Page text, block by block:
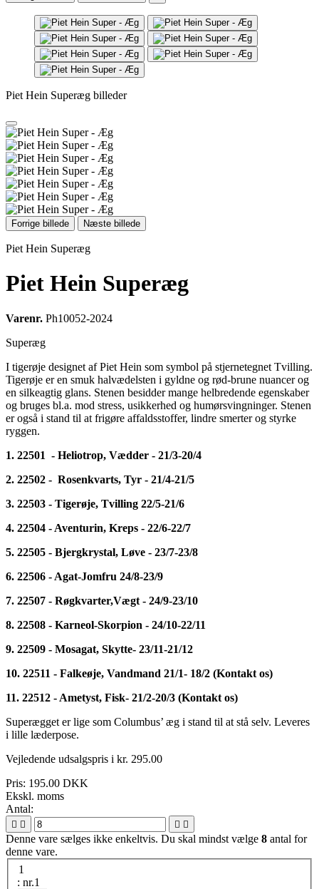
Piet Hein Superæg billeder
Forrige billede Næste billede
Piet Hein Superæg
Piet Hein Superæg
Varenr. Ph10052-2024
Superæg
I tigerøje designet af Piet Hein som symbol på stjernetegnet Tvilling.
Tigerøje er en smuk halvædelsten i gyldne og rød-brune nuancer og
en silkeagtig glans. Stenen besidder mange helbredende egenskaber
og bruges bl.a. mod stress, usikkerhed og humørsvingninger. Stenen
er også i stand til at frigøre affaldsstoffer, lindre smerter og styrke
ryggen.
1. 22501 - Heliotrop, Vædder - 21/3-20/4
2. 22502 - Rosenkvarts, Tyr - 21/4-21/5
3. 22503 - Tigerøje, Tvilling 22/5-21/6
4. 22504 - Aventurin, Kreps - 22/6-22/7
5. 22505 - Bjergkrystal, Løve - 23/7-23/8
6. 22506 - Agat-Jomfru 24/8-23/9
7. 22507 - Røgkvarter,Vægt - 24/9-23/10
8. 22508 - Karneol-Skorpion - 24/10-22/11
9. 22509 - Mosagat, Skytte- 23/11-21/12
10. 22511 - Falkeøje, Vandmand 21/1- 18/2 (Kontakt os)
11. 22512 - Ametyst, Fisk- 21/2-20/3 (Kontakt os)
Superægget er lige som Columbus’ æg i stand til at stå selv. Leveres
i lille læderpose.
Vejledende udsalgspris i kr. 295.00
Pris: 195.00 DKK
Ekskl. moms
Antal:
   
Denne vare sælges ikke enkeltvis. Du skal mindst vælge 8 antal for
denne vare.
1
: nr.1